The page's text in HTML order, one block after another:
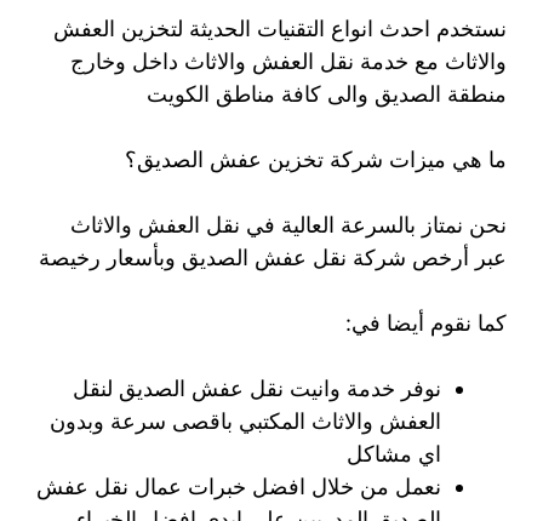
نستخدم احدث انواع التقنيات الحديثة لتخزين العفش
والاثاث مع خدمة نقل العفش والاثاث داخل وخارج
منطقة الصديق والى كافة مناطق الكويت
ما هي ميزات شركة تخزين عفش الصديق؟
نحن نمتاز بالسرعة العالية في نقل العفش والاثاث
عبر أرخص شركة نقل عفش الصديق وبأسعار رخيصة
كما نقوم أيضا في:
نوفر خدمة وانيت نقل عفش الصديق لنقل
العفش والاثاث المكتبي باقصى سرعة وبدون
اي مشاكل
نعمل من خلال افضل خبرات عمال نقل عفش